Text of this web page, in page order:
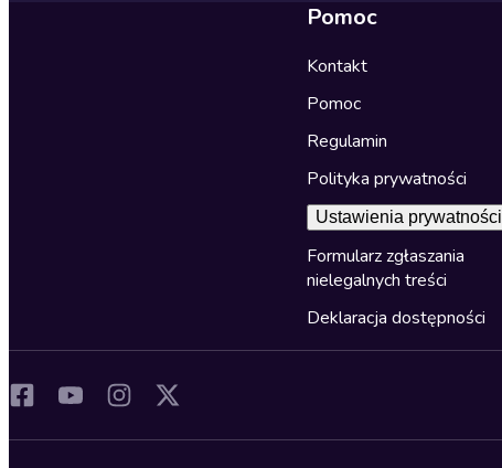
Pomoc
Kontakt
Pomoc
Regulamin
Polityka prywatności
Ustawienia prywatności
Formularz zgłaszania
nielegalnych treści
Deklaracja dostępności